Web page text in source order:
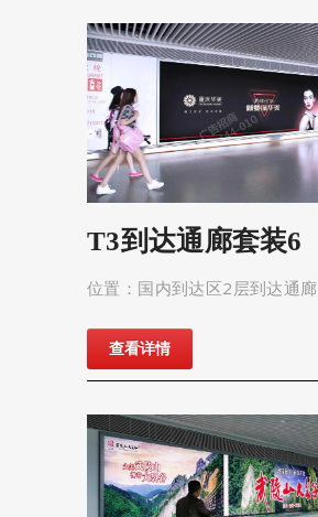
T3到达通廊套装6
位置：国内到达区2层到达通廊
查看详情